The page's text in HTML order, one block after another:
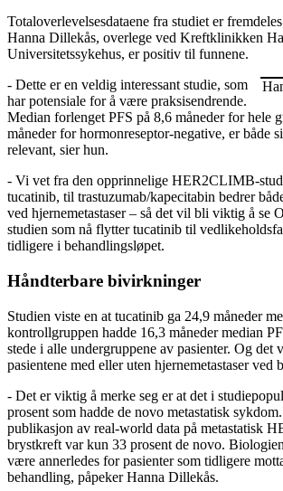
Totaloverlevelsesdataene fra studiet er
Hanna Dillekås, overlege ved Kreftklinikken
Universitetssykehus, er positiv til funnene.
- Dette er en veldig interessant studie, som
har potensiale for å være praksisendrende.
Median forlenget PFS på 8,6 måneder for hele
måneder for hormonreseptor-negative, er både
relevant, sier hun.
- Vi vet fra den opprinnelige HER2CLIMB-
tucatinib, til trastuzumab/kapecitabin bedrer
ved hjernemetastaser – så det vil bli viktig å se
studien som nå flytter tucatinib til
tidligere i behandlingsløpet.
Håndterbare bivirkninger
Studien viste en at tucatinib ga 24,9 måneder
kontrollgruppen hadde 16,3 måneder median
stede i alle undergruppene av pasienter. Og det
pasientene med eller uten hjernemetastaser ved
- Det er viktig å merke seg er at det i
prosent som hadde de novo metastatisk
publikasjon av real-world data på metastatisk
brystkreft var kun 33 prosent de novo.
være annerledes for pasienter som tidligere
behandling, påpeker Hanna Dillekås.